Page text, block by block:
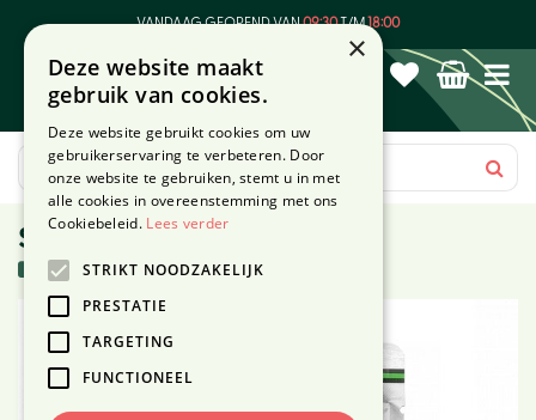
VANDAAG GEOPEND VAN09:30T/M18:00
Snack lamb&rabbit 200g
8 stuks in voorraad
×
Deze website maakt
gebruik van cookies.
Deze website gebruikt cookies om uw
gebruikerservaring te verbeteren. Door
onze website te gebruiken, stemt u in met
alle cookies in overeenstemming met ons
Cookiebeleid. Lees verder
STRIKT NOODZAKELIJK
PRESTATIE
TARGETING
FUNCTIONEEL